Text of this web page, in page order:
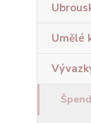
Umělé